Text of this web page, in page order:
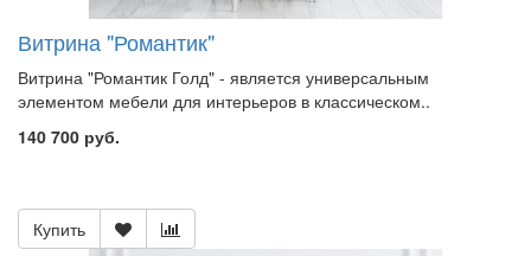
Витрина "Романтик"
Витрина "Романтик Голд" - является универсальным
элементом мебели для интерьеров в классическом..
140 700 руб.
Купить